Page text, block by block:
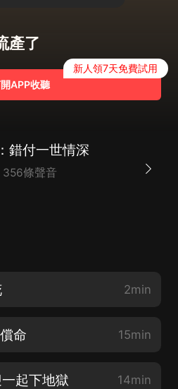
產了
APP收聽
新人領7天免費試用
錯付一世情深
356條聲音
2min
命 15min
起下地獄 14min